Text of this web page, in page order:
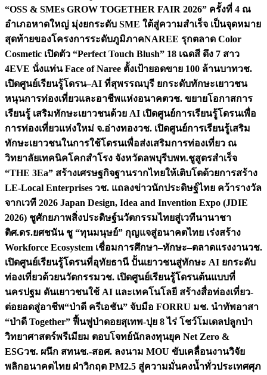
“OSS & SMEs GROW TOGETHER FAIR 2026” ครั้งที่ 4 ณ
อำเภอหาดใหญ่ มุ่งยกระดับ SME ใต้สู่ความสำเร็จ เป็นจุดหมาย
สุดท้ายของโครงการระดับภูมิภาคNAREE รุกตลาด Color
Cosmetic เปิดตัว “Perfect Touch Blush” 18 เฉดสี ดึง 7 สาว
4EVE นั่งแท่น Face of Naree ตั้งเป้ายอดขาย 100 ล้านบาทวช.
เปิดศูนย์เรียนรู้โดรน–AI ที่สุพรรณบุรี ยกระดับทักษะเยาวชน
หนุนการท่องเที่ยวและอาชีพแห่งอนาคตวช. ขยายโอกาสการ
เรียนรู้ เสริมทักษะเยาวชนด้วย AI เปิดศูนย์การเรียนรู้โดรนเพื่อ
การท่องเที่ยวแห่งใหม่ จ.อ่างทองวช. เปิดศูนย์การเรียนรู้เสริม
ทักษะเยาวชนในการใช้โดรนเพื่อส่งเสริมการท่องเที่ยว ณ
วิทยาลัยเทคนิคโคกสำโรง จังหวัดลพบุรีบพท.ชูสูตรสำเร็จ
“THE 3Ea” สร้างเศรษฐกิจฐานรากไทยให้เติบโตด้วยการสร้าง
LE-Local Enterprises วช. แถลงข่าวนักประดิษฐ์ไทย คว้ารางวัล
จากเวที 2026 Japan Design, Idea and Invention Expo (JDIE
2026) ชูศักยภาพสิ่งประดิษฐ์นวัตกรรมไทยสู่เวทีนานาชา
ติศ.ดร.ยศชนัน ชู “ทุนมนุษย์” กุญแจสู่อนาคตไทย เร่งสร้าง
Workforce Ecosystem เชื่อมการศึกษา–ทักษะ–ตลาดแรงงานวช.
เปิดศูนย์เรียนรู้โดรนที่อุทัยธานี ปั้นเยาวชนสู่ทักษะ AI ยกระดับ
ท่องเที่ยวด้วยนวัตกรรมวช. เปิดศูนย์เรียนรู้โดรนต้นแบบที่
นครปฐม ดันเยาวชนใช้ AI และเทคโนโลยี สร้างสื่อท่องเที่ยว-
ต่อยอดสู่อาชีพ“ป่าดี ครีเอชัน” จับมือ FORRU มช. นำทัพอาสา
“ป่าดี Together” ฟื้นฟูป่าดอยสุเทพ-ปุย 8 ไร่ โชว์โมเดลปลูกป่า
วิทยาศาสตร์พรีเมียม ตอบโจทย์นักลงทุนยุค Net Zero &
ESGวช. ผนึก สทนช.-สอศ. ลงนาม MOU ขับเคลื่อนงานวิจัย
พลิกอนาคตไทย ฝ่าวิกฤต PM2.5 สู่ความมั่นคงน้ำทั่วประเทศศุภ